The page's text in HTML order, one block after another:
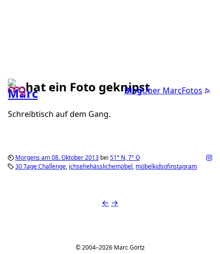
BlogÜber MarcFotos
hat ein Foto geknipst
Schreibtisch auf dem Gang.
Morgens am 08. Oktober 2013 bei 51° N,7°O
30 Tage Challenge ichsehehässlichemöbel möbelkidsofinstagram
← →
© 2004–2026 Marc Görtz